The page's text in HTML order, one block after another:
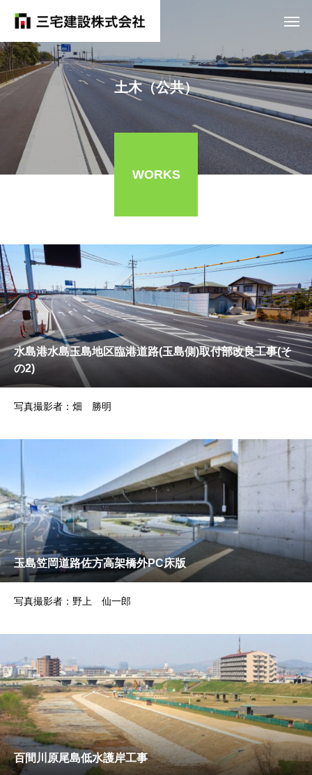
土木（公共）
WORKS
水島港水島玉島地区臨港道路(玉島側)取付部改良工事(そ
の2)
写真撮影者：畑 勝明
玉島笠岡道路佐方高架橋外PC床版
写真撮影者：野上 仙一郎
百間川原尾島低水護岸工事